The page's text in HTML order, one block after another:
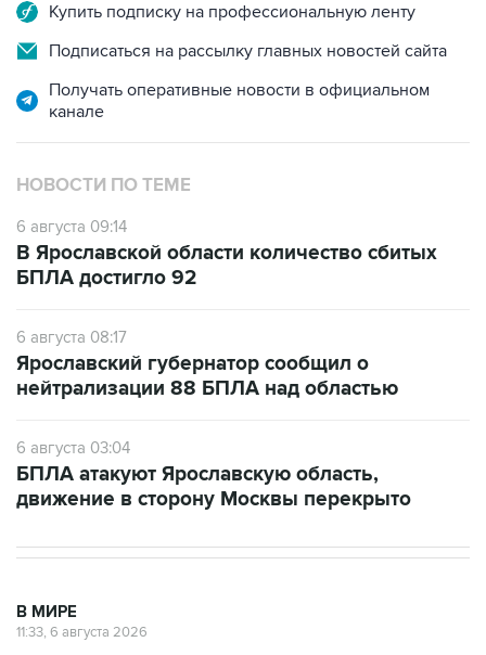
Купить подписку на профессиональную ленту
Подписаться на рассылку главных новостей сайта
Получать оперативные новости в официальном
канале
НОВОСТИ ПО ТЕМЕ
6 августа 09:14
В Ярославской области количество сбитых
БПЛА достигло 92
6 августа 08:17
Ярославский губернатор сообщил о
нейтрализации 88 БПЛА над областью
6 августа 03:04
БПЛА атакуют Ярославскую область,
движение в сторону Москвы перекрыто
В МИРЕ
11:33, 6 августа 2026